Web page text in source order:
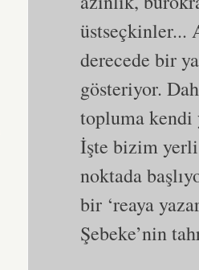
üstseçkinler...
derecede bir
gösteriyor.
topluma kendi
İşte bizim yerli
noktada
bir ‘reaya
Şebeke’nin